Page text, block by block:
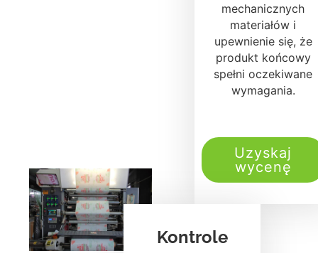
mechanicznych
materiałów i
upewnienie się, że
produkt końcowy
spełni oczekiwane
wymagania.
Uzyskaj
wycenę
Kontrole